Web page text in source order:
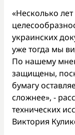
«Несколько
украинских
уже тогда мы
По нашему
защищены,
бумагу
сложнее», -
технических
Виктория